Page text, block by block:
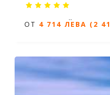
Екзотичен Тайланд -
Дати от 14.11.2026 до
4 714 ЛЕВА
ОТ 4 714 ЛЕВА (2